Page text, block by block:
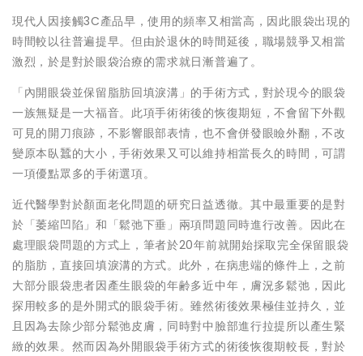
現代人因接觸3C產品早，使用的頻率又相當高，因此眼袋出現的
時間較以往普遍提早。但由於退休的時間延後，職場競爭又相當
激烈，於是對於眼袋治療的需求就日漸普遍了。
「內開眼袋並保留脂肪回填淚溝」的手術方式，對於現今的眼袋
一族無疑是一大福音。此項手術術後的恢復期短，不會留下外觀
可見的開刀痕跡，不影響眼部表情，也不會併發眼瞼外翻，不改
變原本臥蠶的大小，手術效果又可以維持相當長久的時間，可謂
一項優點眾多的手術選項。
近代醫學對於顏面老化問題的研究日益透徹。其中最重要的是對
於「萎縮凹陷」和「鬆弛下垂」兩項問題同時進行改善。因此在
處理眼袋問題的方式上，筆者於20年前就開始採取完全保留眼袋
的脂肪，直接回填淚溝的方式。此外，在病患端的條件上，之前
大部分眼袋患者因產生眼袋的年齢多近中年，膚況多鬆弛，因此
探用較多的是外開式的眼袋手術。雖然術後效果極佳並持久，並
且因為去除少部分鬆弛皮膚，同時對中臉部進行拉提所以產生緊
緻的效果。然而因為外開眼袋手術方式的術後恢復期較長，對於